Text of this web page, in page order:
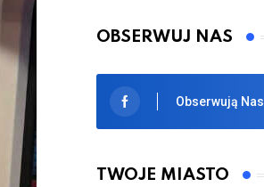
OBSERWUJ NAS
Obserwują Nas
TWOJE MIASTO